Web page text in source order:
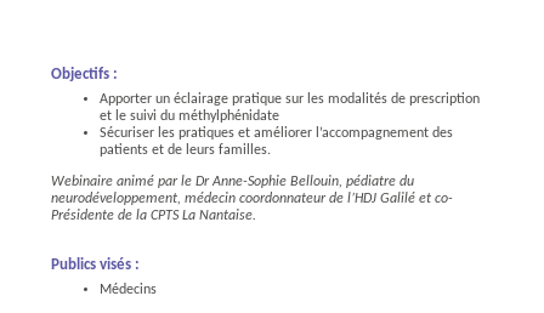
Objectifs :
Apporter un éclairage pratique sur les modalités de prescription
et le suivi du méthylphénidate
Sécuriser les pratiques et améliorer l’accompagnement des
patients et de leurs familles.
Webinaire animé par le Dr Anne-Sophie Bellouin, pédiatre du
neurodéveloppement, médecin coordonnateur de l’HDJ Galilé et co-
Présidente de la CPTS La Nantaise.
Publics visés :
Médecins